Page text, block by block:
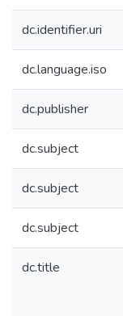
dc.identifier.uri
dc.language.iso
dc.publisher
dc.subject
dc.subject
dc.subject
dc.title